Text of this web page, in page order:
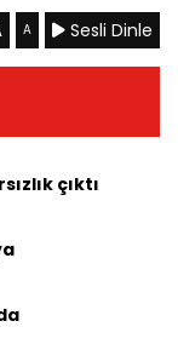
A Sesli Dinle
çıktı